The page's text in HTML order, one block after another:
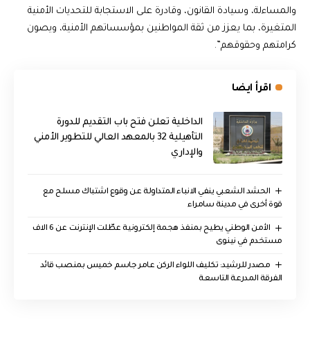
والمساءلة، وسيادة القانون، وقادرة على الاستجابة للتحديات الأمنية
المتغيرة، بما يعزز من ثقة المواطنين بمؤسساتهم الأمنية، ويصون
كرامتهم وحقوقهم”.
اقرأ ايضا
الداخلية تعلن فتح باب التقديم للدورة
التأهيلية 32 بالمعهد العالي للتطوير الأمني
والإداري
الحشد الشعبي ينفي الانباء المتداولة عن وقوع اشتباك مسلح مع
قوة أخرى في مدينة سامراء
الأمن الوطني يطيح بمنفذ هجمة إلكترونية عطّلت الإنترنت عن 6 الاف
مستخدم في نينوى
مصدر للرشيد: تكليف اللواء الركن عامر جاسم خميس بمنصب قائد
الفرقة المدرعة التاسعة